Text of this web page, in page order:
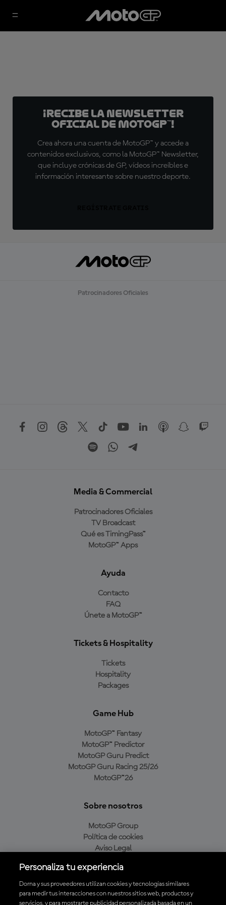
¡Recibe la Newsletter
oficial de MotoGP™!
Crea ahora una cuenta de MotoGP™ y accede a
contenidos exclusivos, como la MotoGP™ Newsletter,
que incluye crónicas de GP, vídeos increíbles e
información interesante sobre nuestro deporte.
Patrocinadores Oficiales
Media & Commercial
Patrocinadores Oficiales
TV Broadcast
Qué es TimingPass™
MotoGP™ Apps
Ayuda
Contacto
FAQ
Únete a MotoGP™
Tickets & Hospitality
Tickets
Hospitality
Packages
Game Hub
MotoGP™ Fantasy
MotoGP™ Predictor
MotoGP Guru Predict
MotoGP Guru Racing 25/26
MotoGP™26
Sobre nosotros
MotoGP Group
Política de cookies
Aviso Legal
Política de compra
Personaliza tu experiencia
Dorna y sus proveedores utilizan cookies y tecnologías similares
para medir tus interacciones con nuestros sitios web, productos y
servicios, y para mostrarte publicidad personalizada basada en un